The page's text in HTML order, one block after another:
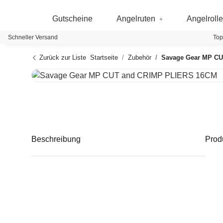
Gutscheine Angelruten
Schneller Versand
Zurück zur Liste Startseite Zubehör Savage Gear MP
Beschreibung